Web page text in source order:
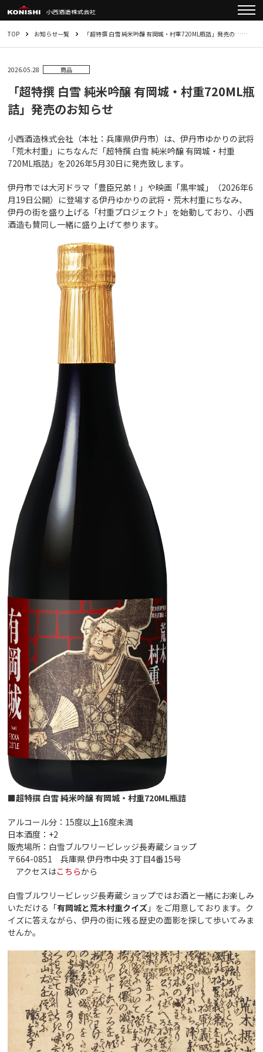
TOP お知らせ一覧 「超特撰 白雪 純米吟醸 有岡城・村重720ML瓶詰」発売の……
2026.05.28 商品
「超特撰 白雪 純米吟醸 有岡城・村重720ML瓶
詰」発売のお知らせ
小西酒造株式会社（本社：兵庫県伊丹市）は、伊丹市ゆかりの武将
「荒木村重」にちなんだ「超特撰 白雪 純米吟醸 有岡城・村重
720ML瓶詰」を2026年5月30日に発売致します。
伊丹市では大河ドラマ「豊臣兄弟！」や映画「黒牢城」（2026年6
月19日公開）に登場する伊丹ゆかりの武将・荒木村重にちなみ、
伊丹の街を盛り上げる「村重プロジェクト」を始動しており、小西
酒造も賛同し一緒に盛り上げて参ります。
■超特撰 白雪 純米吟醸 有岡城・村重720ML瓶詰
アルコール分：15度以上16度未満
日本酒度：+2
販売場所：白雪ブルワリービレッジ長寿蔵ショップ
〒664-0851 兵庫県 伊丹市中央 3丁目4番15号
アクセスはこちらから
白雪ブルワリービレッジ長寿蔵ショップではお酒と一緒にお楽しみ
いただける「有岡城と荒木村重クイズ 」をご用意しております。ク
イズに答えながら、伊丹の街に残る歴史の面影を探して歩いてみま
せんか。